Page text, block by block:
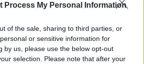
Process My Personal Information
of the sale, sharing to third parties, or
or sensitive information for
by us, please use the below opt-out
selection. Please note that after your